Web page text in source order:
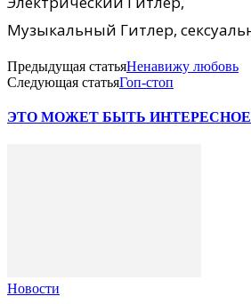
Музыкальный Гитлер,
Предыдущая статьяНенавижу любовь
Следующая статьяГоп-стоп
ЭТО МОЖЕТ БЫТЬ ИНТЕРЕСНО
Новости